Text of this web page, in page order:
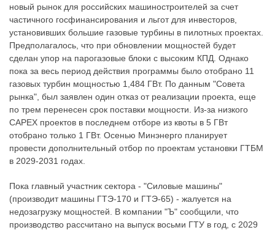
новый рынок для российских машиностроителей за счет
частичного госфинансирования и льгот для инвесторов,
установивших большие газовые турбины в пилотных проектах.
Предполагалось, что при обновлении мощностей будет
сделан упор на парогазовые блоки с высоким КПД. Однако
пока за весь период действия программы было отобрано 11
газовых турбин мощностью 1,484 ГВт. По данным "Совета
рынка", был заявлен один отказ от реализации проекта, еще
по трем перенесен срок поставки мощности. Из-за низкого
CAPEX проектов в последнем отборе из квоты в 5 ГВт
отобрано только 1 ГВт. Осенью Минэнерго планирует
провести дополнительный отбор по проектам установки ГТБМ
в 2029-2031 годах.
Пока главный участник сектора - "Силовые машины"
(производит машины ГТЭ-170 и ГТЭ-65) - жалуется на
недозагрузку мощностей. В компании "Ъ" сообщили, что
производство рассчитано на выпуск восьми ГТУ в год, с 2029